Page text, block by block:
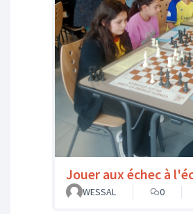
Jouer aux échec à
WESSAL
0